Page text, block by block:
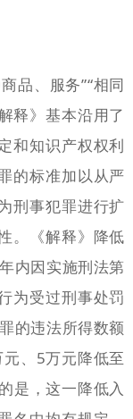
品、服务”“相同
释》基本沿用了
和知识产权权利
的标准加以从严
刑事犯罪进行扩
。《解释》降低
内因实施刑法第
为受过刑事处罚
的违法所得数额
、5万元降低至
是，这一降低入